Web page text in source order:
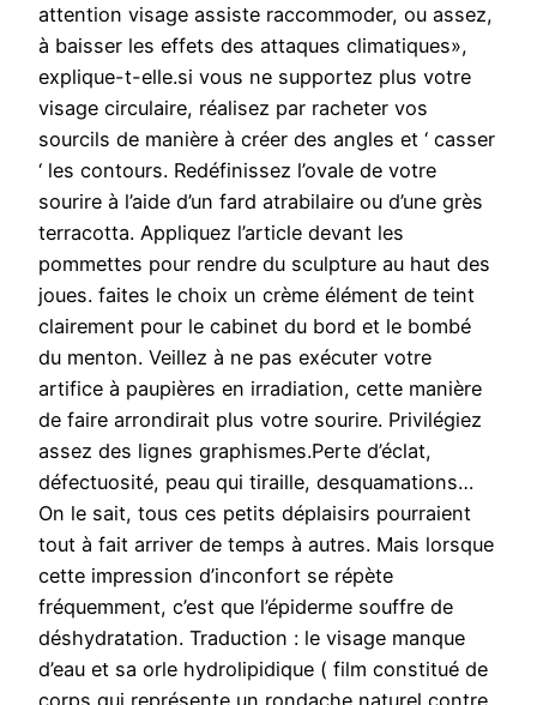
attention visage assiste raccommoder, ou assez,
à baisser les effets des attaques climatiques»,
explique-t-elle.si vous ne supportez plus votre
visage circulaire, réalisez par racheter vos
sourcils de manière à créer des angles et ‘ casser
‘ les contours. Redéfinissez l’ovale de votre
sourire à l’aide d’un fard atrabilaire ou d’une grès
terracotta. Appliquez l’article devant les
pommettes pour rendre du sculpture au haut des
joues. faites le choix un crème élément de teint
clairement pour le cabinet du bord et le bombé
du menton. Veillez à ne pas exécuter votre
artifice à paupières en irradiation, cette manière
de faire arrondirait plus votre sourire. Privilégiez
assez des lignes graphismes.Perte d’éclat,
défectuosité, peau qui tiraille, desquamations…
On le sait, tous ces petits déplaisirs pourraient
tout à fait arriver de temps à autres. Mais lorsque
cette impression d’inconfort se répète
fréquemment, c’est que l’épiderme souffre de
déshydratation. Traduction : le visage manque
d’eau et sa orle hydrolipidique ( film constitué de